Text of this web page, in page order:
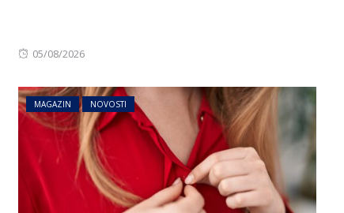
Posted
05/08/2026
MAGAZIN NOVOSTI